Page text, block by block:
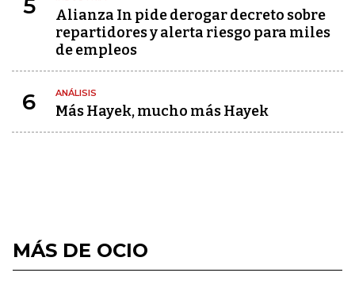
5
Alianza In pide derogar decreto sobre
repartidores y alerta riesgo para miles
de empleos
6 ANÁLISIS
Más Hayek, mucho más Hayek
MÁS DE OCIO